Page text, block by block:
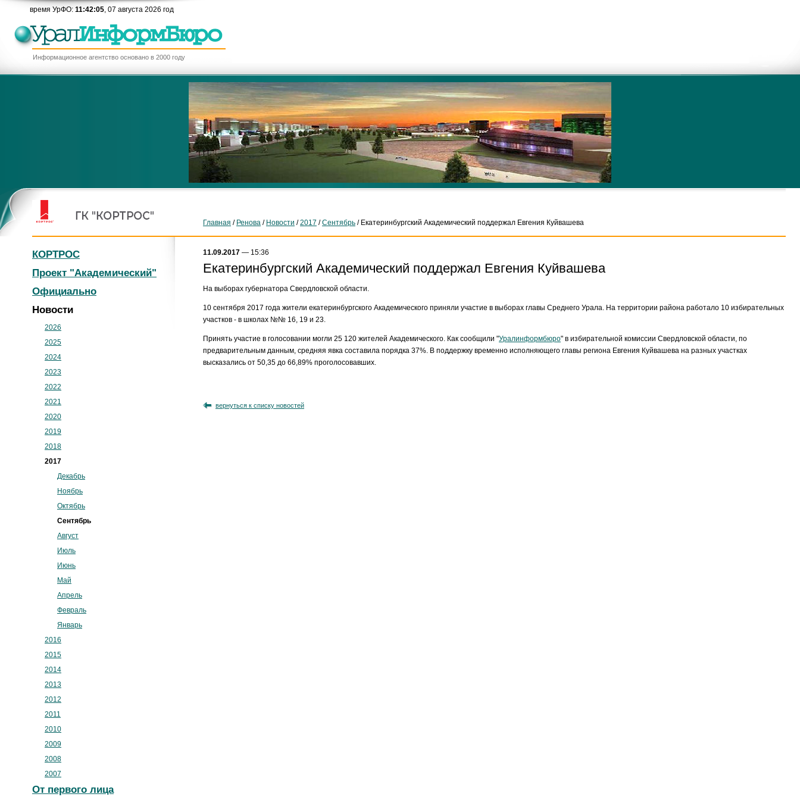
время УрФО: 11:42:05, 07 августа 2026 год
Информационное агентство основано в 2000 году
Главная / Ренова / Новости /2017 /Сентябрь / Екатеринбургский Академический поддержал Евгения Куйвашева
КОРТРОС
Проект "Академический"
Официально
Новости
2026
2025
2024
2023
2022
2021
2020
2019
2018
2017
Декабрь
Ноябрь
Октябрь
Сентябрь
Август
Июль
Июнь
Май
Апрель
Февраль
Январь
2016
2015
2014
2013
2012
2011
2010
2009
2008
2007
От первого лица
11.09.2017 — 15:36
Екатеринбургский Академический поддержал Евгения Куйвашева
На выборах губернатора Свердловской области.
10 сентября 2017 года жители екатеринбургского Академического приняли участие в выборах главы Среднего Урала. На территории района работало 10 избирательных
участков - в школах №№ 16, 19 и 23.
Принять участие в голосовании могли 25 120 жителей Академического. Как сообщили "Уралинформбюро" в избирательной комиссии Свердловской области, по
предварительным данным, средняя явка составила порядка 37%. В поддержку временно исполняющего главы региона Евгения Куйвашева на разных участках
высказались от 50,35 до 66,89% проголосовавших.
вернуться к списку новостей